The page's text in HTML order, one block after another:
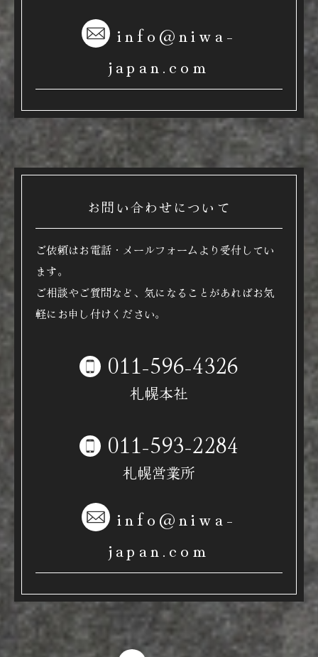
info@niwa-
japan.com
お問い合わせについて
ご依頼はお電話・メールフォームより受付してい
ます。
ご相談やご質問など、気になることがあればお気
軽にお申し付けください。
011-596-4326
札幌本社
011-593-2284
札幌営業所
info@niwa-
japan.com